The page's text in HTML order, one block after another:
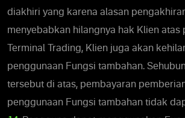
diakhiri yang karena alasan
menyebabkan hilangnya hak Klien atas
Terminal Trading, Klien juga akan
penggunaan Fungsi tambahan.
tersebut di atas, pembayaran
penggunaan Fungsi tambahan tidak